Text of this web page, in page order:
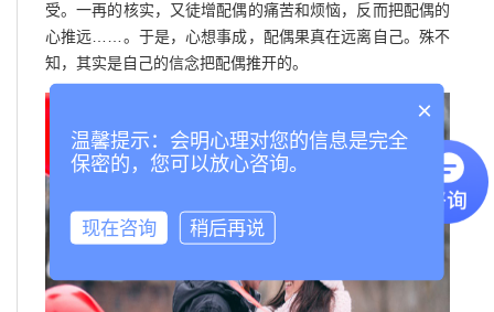
受。一再的核实，又徒增配偶的痛苦和烦恼，反而把配偶的
心推远……。于是，心想事成，配偶果真在远离自己。殊不
知，其实是自己的信念把配偶推开的。
×
温馨提示：会明心理对您的信息是完全
保密的，您可以放心咨询。
现在咨询 稍后再说